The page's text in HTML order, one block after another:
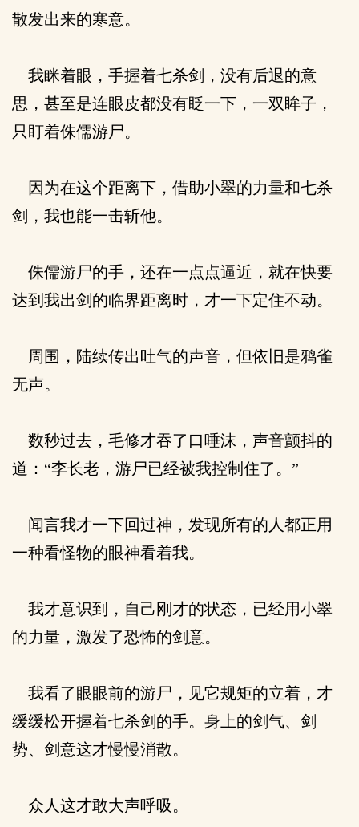
散发出来的寒意。
我眯着眼，手握着七杀剑，没有后退的意
思，甚至是连眼皮都没有眨一下，一双眸子，
只盯着侏儒游尸。
因为在这个距离下，借助小翠的力量和七杀
剑，我也能一击斩他。
侏儒游尸的手，还在一点点逼近，就在快要
达到我出剑的临界距离时，才一下定住不动。
周围，陆续传出吐气的声音，但依旧是鸦雀
无声。
数秒过去，毛修才吞了口唾沫，声音颤抖的
道：“李长老，游尸已经被我控制住了。”
闻言我才一下回过神，发现所有的人都正用
一种看怪物的眼神看着我。
我才意识到，自己刚才的状态，已经用小翠
的力量，激发了恐怖的剑意。
我看了眼眼前的游尸，见它规矩的立着，才
缓缓松开握着七杀剑的手。身上的剑气、剑
势、剑意这才慢慢消散。
众人这才敢大声呼吸。